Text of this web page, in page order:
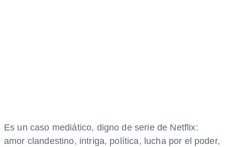
Es un caso mediático, digno de serie de Netflix:
amor clandestino, intriga, política, lucha por el poder,